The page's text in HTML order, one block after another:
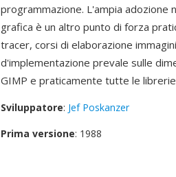
programmazione. L'ampia adozione
grafica è un altro punto di forza
tracer, corsi di elaborazione
d'implementazione prevale sulle
GIMP e praticamente tutte le
Sviluppatore: Jef Poskanzer
Prima versione: 1988